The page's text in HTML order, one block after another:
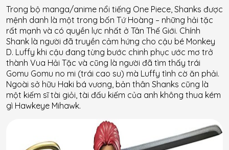
Trong bộ manga/anime nổi tiếng One Piece, Shanks được
mệnh danh là một trong bốn Tứ Hoàng – những hải tặc
rất mạnh và có quyền lực nhất ở Tân Thế Giới. Chính
Shank là người đã truyền cảm hứng cho cậu bé Monkey
D. Luffy khi cậu đang từng bước chinh phục ước mơ trở
thành Vua Hải Tặc và cũng là người đã tìm thấy trái
Gomu Gomu no mi (trái cao su) mà Luffy tình cờ ăn phải.
Ngoài sở hữu Haki bá vương, bản thân Shanks cũng là
một kiếm sĩ tài giỏi, tài đấu kiếm của anh không thua kém
gì Hawkeye Mihawk.